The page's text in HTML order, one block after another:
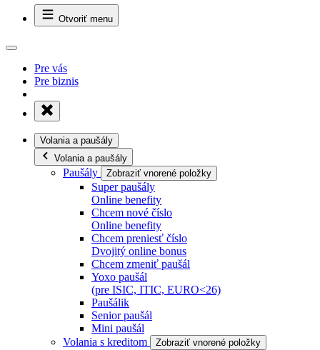
Otvoriť menu
Pre vás
Pre biznis
Volania a paušály
Volania a paušály
Paušály Zobraziť vnorené položky
Super paušály
Online benefity
Chcem nové číslo
Online benefity
Chcem preniesť číslo
Dvojitý online bonus
Chcem zmeniť paušál
Yoxo paušál
(pre ISIC, ITIC, EURO<26)
Paušálik
Senior paušál
Mini paušál
Volania s kreditom
Zobraziť vnorené položky